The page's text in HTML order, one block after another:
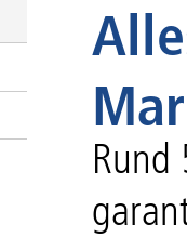
Rund